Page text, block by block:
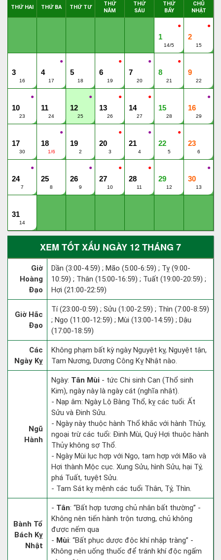
THỨ HAI THỨ BA THỨ TƯ
THỨ
NĂM
THỨ
SÁU
THỨ
BẨY
CHỦ
NHẬT
●
1
14/5
●
2
15
3
16
●
4
17
5
18
●
6
19
●
7
20
●
8
21
9
22
●
10
23
11
24
●
12
25
●
13
26
●
14
27
15
28
●
16
29
17
30
●
18
1/6
19
2
●
20
3
●
21
4
●
22
5
23
6
●
24
7
25
8
●
26
9
●
27
10
●
28
11
29
12
●
30
13
31
14
XEM TỐT XẤU NGÀY 12 THÁNG 7
Giờ
Hoàng
Đạo
Dần (3:00-4:59) ; Mão (5:00-6:59) ; Tỵ (9:00-
10:59) ; Thân (15:00-16:59) ; Tuất (19:00-20:59) ;
Hợi (21:00-22:59)
Giờ Hắc
Đạo
Tí (23:00-0:59) ; Sửu (1:00-2:59) ; Thìn (7:00-8:59)
; Ngọ (11:00-12:59) ; Mùi (13:00-14:59) ; Dậu
(17:00-18:59)
Các
Ngày Kỵ
Không phạm bất kỳ ngày Nguyệt kỵ, Nguyệt tận,
Tam Nương, Dương Công Kỵ Nhật nào.
Ngũ
Hành
Ngày: Tân Mùi - tức Chi sinh Can (Thổ sinh
Kim), ngày này là ngày cát (nghĩa nhật).
- Nạp âm: Ngày Lộ Bàng Thổ, kỵ các tuổi: Ất
Sửu và Đinh Sửu.
- Ngày này thuộc hành Thổ khắc với hành Thủy,
ngoại trừ các tuổi: Đinh Mùi, Quý Hợi thuộc hành
Thủy không sợ Thổ.
- Ngày Mùi lục hợp với Ngọ, tam hợp với Mão và
Hợi thành Mộc cục. Xung Sửu, hình Sửu, hại Tý,
phá Tuất, tuyệt Sửu.
- Tam Sát kỵ mệnh các tuổi Thân, Tý, Thìn.
Bành Tổ
Bách Kỵ
Nhật
- Tân: “Bất hợp tương chủ nhân bất thường” -
Không nên tiến hành trộn tương, chủ không
được nếm qua
- Mùi: “Bất phục dược độc khí nhập tràng” -
Không nên uống thuốc để tránh khí độc ngấm